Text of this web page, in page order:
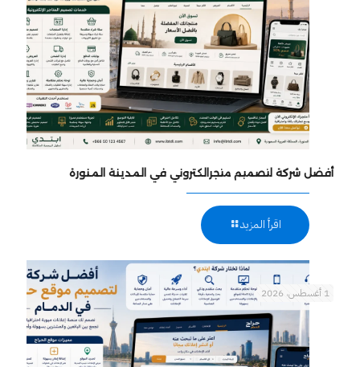
أفضل شركة لتصميم متجرالكتروني في المدينة المنورة
اقرأ المزيد
1 أغسطس، 2026